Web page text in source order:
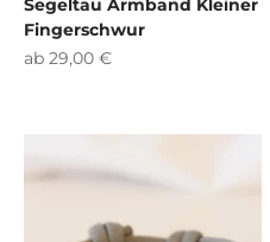
Segeltau Armband Kleiner
Fingerschwur
Angebot
ab 29,00 €